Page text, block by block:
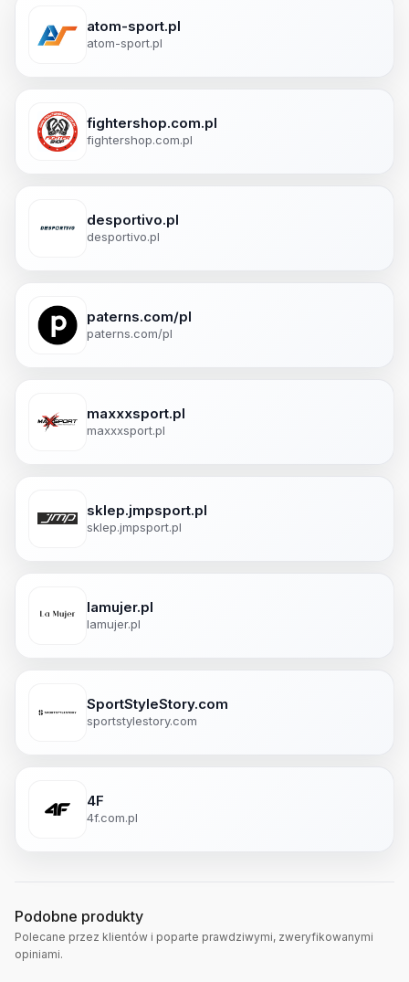
atom-sport.pl
atom-sport.pl
fightershop.com.pl
fightershop.com.pl
desportivo.pl
desportivo.pl
paterns.com/pl
paterns.com/pl
maxxxsport.pl
maxxxsport.pl
sklep.jmpsport.pl
sklep.jmpsport.pl
lamujer.pl
lamujer.pl
SportStyleStory.com
sportstylestory.com
4F
4f.com.pl
Podobne produkty
Polecane przez klientów i poparte prawdziwymi, zweryfikowanymi
opiniami.